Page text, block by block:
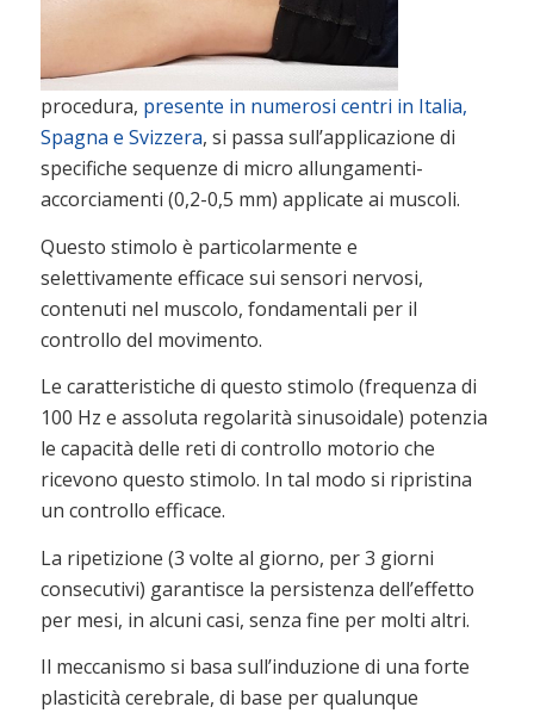
procedura, presente in numerosi centri in Italia,
Spagna e Svizzera, si passa sull’applicazione di
specifiche sequenze di micro allungamenti-
accorciamenti (0,2-0,5 mm) applicate ai muscoli.
Questo stimolo è particolarmente e
selettivamente efficace sui sensori nervosi,
contenuti nel muscolo, fondamentali per il
controllo del movimento.
Le caratteristiche di questo stimolo (frequenza di
100 Hz e assoluta regolarità sinusoidale) potenzia
le capacità delle reti di controllo motorio che
ricevono questo stimolo. In tal modo si ripristina
un controllo efficace.
La ripetizione (3 volte al giorno, per 3 giorni
consecutivi) garantisce la persistenza dell’effetto
per mesi, in alcuni casi, senza fine per molti altri.
Il meccanismo si basa sull’induzione di una forte
plasticità cerebrale, di base per qualunque